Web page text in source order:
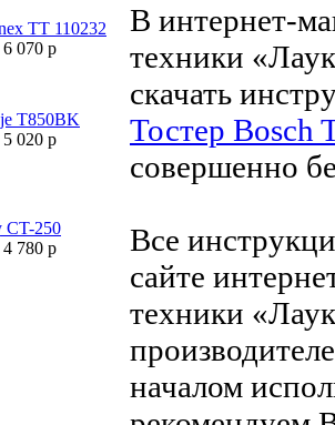
TT 110232
070 р
T850BK
020 р
CT-250
780 р
В интернет-
техники
скачать
Тостер Bosch
совершенно
Все
сайте
техники
началом